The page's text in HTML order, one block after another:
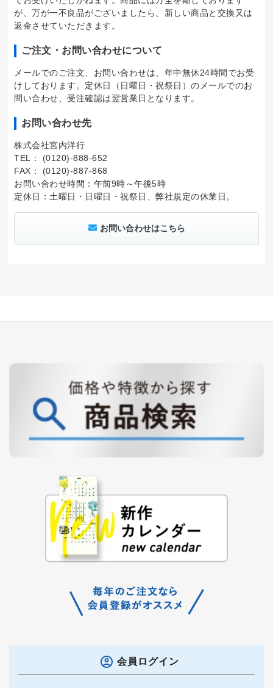
が、万が一不良品がございましたら、新しい商品と交換又は
返金させていただきます。
ご注文・お問い合わせについて
メールでのご注文、お問い合わせは、年中無休24時間でお受
けしております。定休日（日曜日・祝祭日）のメールでのお
問い合わせ、受注確認は翌営業日となります。
お問い合わせ先
株式会社宮内洋行
TEL： (0120)-888-652
FAX： (0120)-887-868
お問い合わせ時間：午前9時～午後5時
定休日：土曜日・日曜日・祝祭日、弊社規定の休業日。
お問い合わせはこちら
会員ログイン